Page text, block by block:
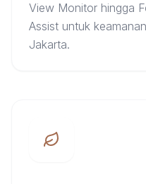
View Monitor hingga
Assist untuk
Jakarta.